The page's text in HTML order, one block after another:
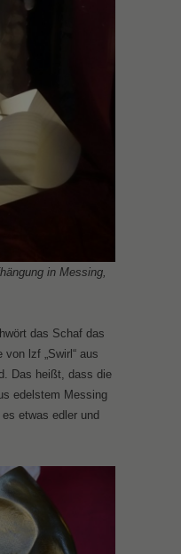
in Messing,
das Schaf das
von lzf „Swirl“ aus
Das heißt, dass die
edelstem Messing
etwas edler und